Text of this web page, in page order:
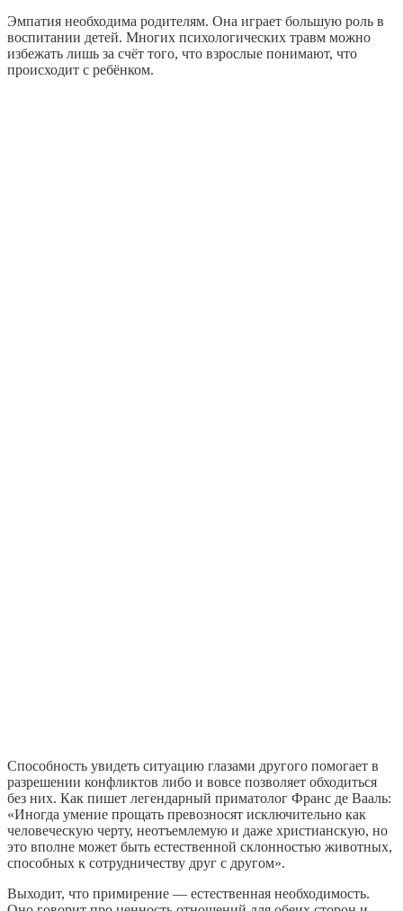
Эмпатия необходима родителям. Она играет большую роль в
воспитании детей. Многих психологических травм можно
избежать лишь за счёт того, что взрослые понимают, что
происходит с ребёнком.
Способность увидеть ситуацию глазами другого помогает в
разрешении конфликтов либо и вовсе позволяет обходиться
без них. Как пишет легендарный приматолог Франс де Вааль:
«Иногда умение прощать превозносят исключительно как
человеческую черту, неотъемлемую и даже христианскую, но
это вполне может быть естественной склонностью животных,
способных к сотрудничеству друг с другом».
Выходит, что примирение — естественная необходимость.